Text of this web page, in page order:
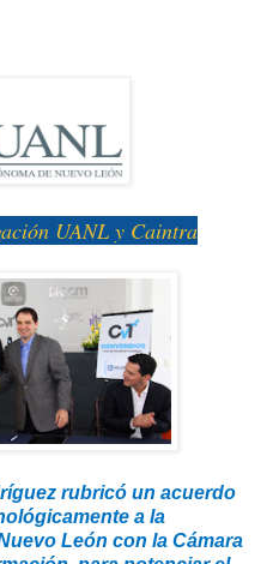
UANL y Caintra
rubricó un acuerdo
a la
León con la Cámara